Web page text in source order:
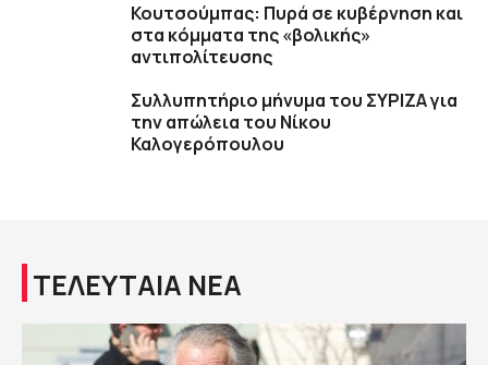
Κουτσούμπας: Πυρά σε κυβέρνηση και
στα κόμματα της «βολικής»
αντιπολίτευσης
Συλλυπητήριο μήνυμα του ΣΥΡΙΖΑ για
την απώλεια του Νίκου
Καλογερόπουλου
ΤΕΛΕΥΤΑΙΑ ΝΕΑ